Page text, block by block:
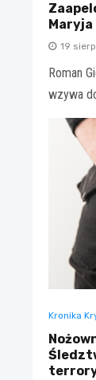
19
Roman
wzywa
Kronika